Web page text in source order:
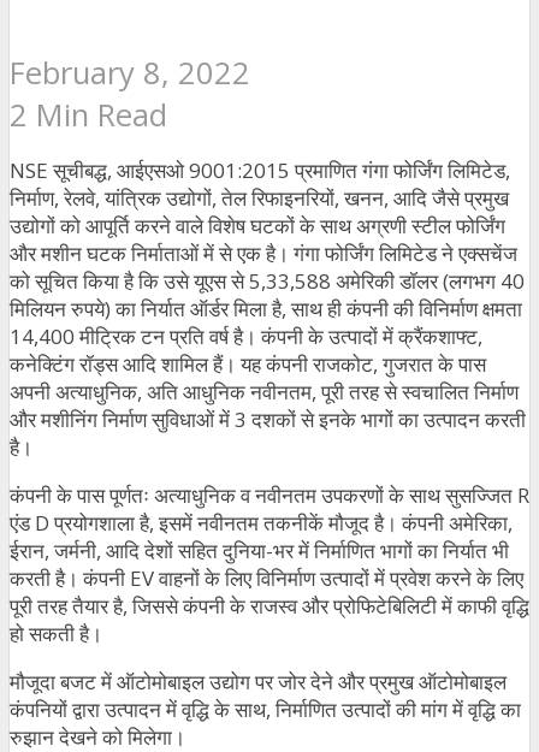
February 8, 2022
2 Min Read
NSE सूचीबद्ध, आईएसओ 9001:2015 प्रमाणित गंगा फोर्जिंग लिमिटेड,
निर्माण, रेलवे, यांत्रिक उद्योगों, तेल रिफाइनरियों, खनन, आदि जैसे प्रमुख
उद्योगों को आपूर्ति करने वाले विशेष घटकों के साथ अग्रणी स्टील फोर्जिंग
और मशीन घटक निर्माताओं में से एक है। गंगा फोर्जिंग लिमिटेड ने एक्सचेंज
को सूचित किया है कि उसे यूएस से 5,33,588 अमेरिकी डॉलर (लगभग 40
मिलियन रुपये) का निर्यात ऑर्डर मिला है, साथ ही कंपनी की विनिर्माण क्षमता
14,400 मीट्रिक टन प्रति वर्ष है। कंपनी के उत्पादों में क्रैंकशाफ्ट,
कनेक्टिंग रॉड्स आदि शामिल हैं। यह कंपनी राजकोट, गुजरात के पास
अपनी अत्याधुनिक, अति आधुनिक नवीनतम, पूरी तरह से स्वचालित निर्माण
और मशीनिंग निर्माण सुविधाओं में 3 दशकों से इनके भागों का उत्पादन करती
है।
कंपनी के पास पूर्णतः अत्याधुनिक व नवीनतम उपकरणों के साथ सुसज्जित R
एंड D प्रयोगशाला है, इसमें नवीनतम तकनीकें मौजूद है। कंपनी अमेरिका,
ईरान, जर्मनी, आदि देशों सहित दुनिया-भर में निर्माणित भागों का निर्यात भी
करती है। कंपनी EV वाहनों के लिए विनिर्माण उत्पादों में प्रवेश करने के लिए
पूरी तरह तैयार है, जिससे कंपनी के राजस्व और प्रोफिटेबिलिटी में काफी वृद्धि
हो सकती है।
मौजूदा बजट में ऑटोमोबाइल उद्योग पर जोर देने और प्रमुख ऑटोमोबाइल
कंपनियों द्वारा उत्पादन में वृद्धि के साथ, निर्माणित उत्पादों की मांग में वृद्धि का
रुझान देखने को मिलेगा।